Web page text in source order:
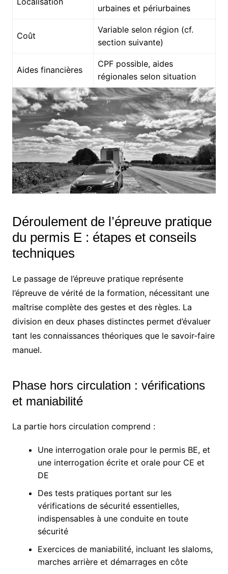
urbaines et périurbaines
Coût
Variable selon région (cf.
section suivante)
Aides financières
CPF possible, aides
régionales selon situation
Déroulement de l’épreuve pratique
du permis E : étapes et conseils
techniques
Le passage de l’épreuve pratique représente
l’épreuve de vérité de la formation, nécessitant une
maîtrise complète des gestes et des règles. La
division en deux phases distinctes permet d’évaluer
tant les connaissances théoriques que le savoir-faire
manuel.
Phase hors circulation : vérifications
et maniabilité
La partie hors circulation comprend :
Une interrogation orale pour le permis BE, et
une interrogation écrite et orale pour CE et
DE
Des tests pratiques portant sur les
vérifications de sécurité essentielles,
indispensables à une conduite en toute
sécurité
Exercices de maniabilité, incluant les slaloms,
marches arrière et démarrages en côte